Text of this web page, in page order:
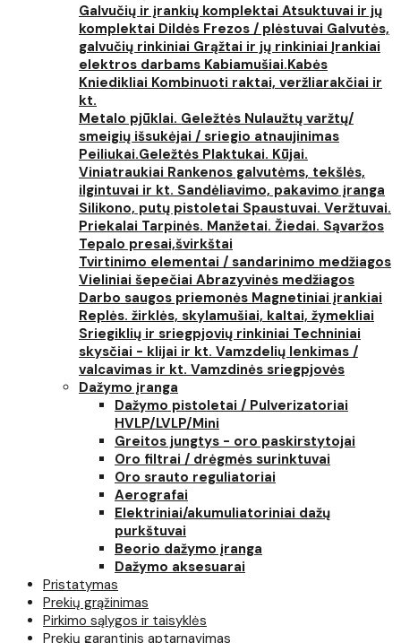
Galvučių ir įrankių komplektai Atsuktuvai ir jų
komplektai Dildės Frezos / plėstuvai Galvutės,
galvučių rinkiniai Grąžtai ir jų rinkiniai Įrankiai
elektros darbams Kabiamušiai.Kabės
Kniedikliai Kombinuoti raktai, veržliarakčiai ir
kt.
Metalo pjūklai. Geležtės Nulaužtų varžtų/
smeigių išsukėjai / sriegio atnaujinimas
Peiliukai.Geležtės Plaktukai. Kūjai.
Viniatraukiai Rankenos galvutėms, tekšlės,
ilgintuvai ir kt. Sandėliavimo, pakavimo įranga
Silikono, putų pistoletai Spaustuvai. Veržtuvai.
Priekalai Tarpinės. Manžetai. Žiedai. Sąvaržos
Tepalo presai,švirkštai
Tvirtinimo elementai / sandarinimo medžiagos
Vieliniai šepečiai Abrazyvinės medžiagos
Darbo saugos priemonės Magnetiniai įrankiai
Replės. žirklės, skylamušiai, kaltai, žymekliai
Sriegiklių ir sriegpjovių rinkiniai Techniniai
skysčiai - klijai ir kt. Vamzdelių lenkimas /
valcavimas ir kt. Vamzdinės sriegpjovės
Dažymo įranga
Dažymo pistoletai / Pulverizatoriai
HVLP/LVLP/Mini
Greitos jungtys - oro paskirstytojai
Oro filtrai / drėgmės surinktuvai
Oro srauto reguliatoriai
Aerografai
Elektriniai/akumuliatoriniai dažų
purkštuvai
Beorio dažymo įranga
Dažymo aksesuarai
Pristatymas
Prekių grąžinimas
Pirkimo sąlygos ir taisyklės
Prekių garantinis aptarnavimas